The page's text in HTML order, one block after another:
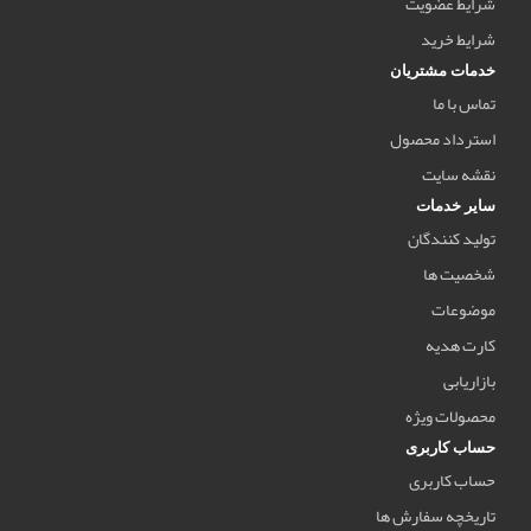
شرایط خرید
خدمات مشتریان
تماس با ما
استرداد محصول
نقشه سایت
سایر خدمات
تولید کنندگان
شخصیت ها
موضوعات
کارت هدیه
بازاریابی
محصولات ویژه
حساب کاربری
حساب کاربری
تاریخچه سفارش ها